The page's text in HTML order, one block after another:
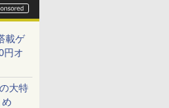
載ゲ
円オ
大特